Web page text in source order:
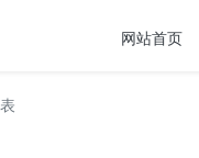
网站首页